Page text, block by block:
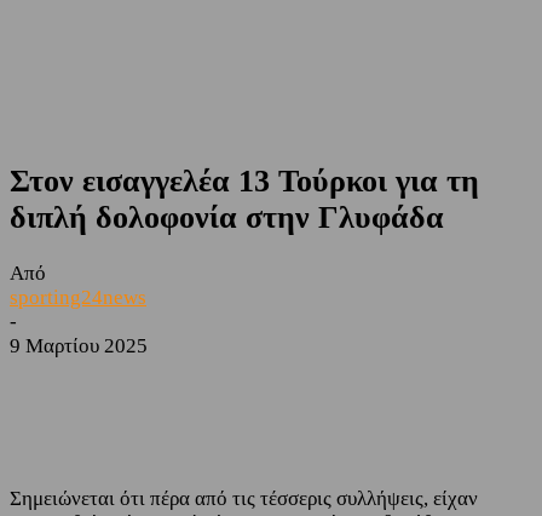
Στον εισαγγελέα 13 Τούρκοι για τη
διπλή δολοφονία στην Γλυφάδα
Από
sporting24news
-
9 Μαρτίου 2025
Σημειώνεται ότι πέρα από τις τέσσερις συλλήψεις, είχαν